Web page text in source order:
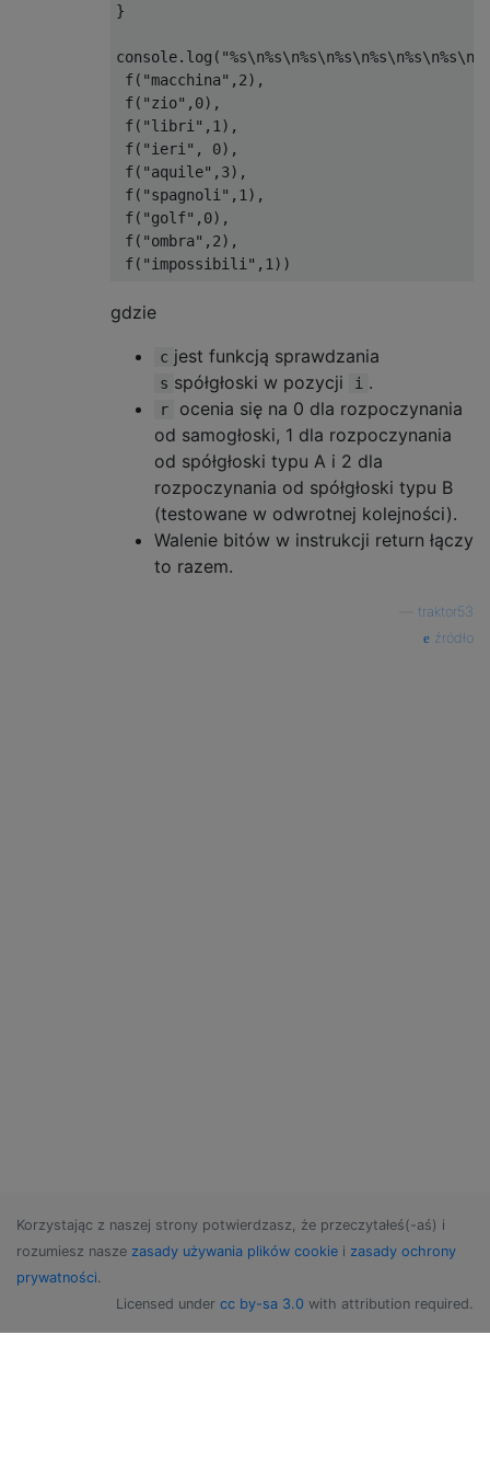
}
f("macchina",2),
f("zio",0),
f("libri",1),
f("ieri", 0),
f("aquile",3),
f("spagnoli",1),
f("golf",0),
f("ombra",2),
gdzie
c jest funkcją sprawdzania
s spółgłoski w pozycji i .
r
ocenia się na 0 dla rozpoczynania
od samogłoski, 1 dla rozpoczynania
od spółgłoski typu A i 2 dla
rozpoczynania od spółgłoski typu B
(testowane w odwrotnej kolejności).
Walenie bitów w instrukcji return łączy
to razem.
traktor53
źródło
Korzystając z naszej strony potwierdzasz, że przeczytałeś(-aś) i
rozumiesz nasze zasady używania plików cookie i zasady ochrony
prywatności.
Licensed under cc by-sa 3.0 with attribution required.